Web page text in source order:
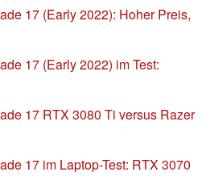
17 (Early 2022): Hoher Preis,
17 (Early 2022) im Test:
17 RTX 3080 Ti versus Razer
17 im Laptop-Test: RTX 3070